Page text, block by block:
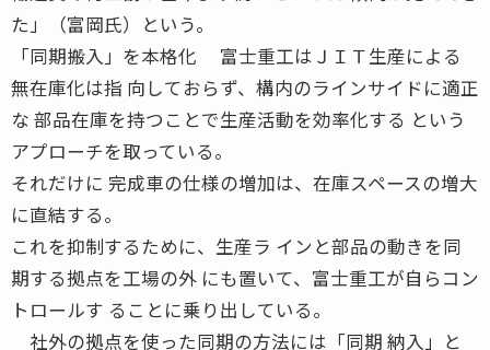
た」（富岡氏）という。
「同期搬入」を本格化 富士重工はＪＩＴ生産による
無在庫化は指 向しておらず、構内のラインサイドに適正
な 部品在庫を持つことで生産活動を効率化する という
アプローチを取っている。
それだけに 完成車の仕様の増加は、在庫スペースの増大
に直結する。
これを抑制するために、生産ラ インと部品の動きを同
期する拠点を工場の外 にも置いて、富士重工が自らコン
トロールす ることに乗り出している。
社外の拠点を使った同期の方法には「同期 納入」と